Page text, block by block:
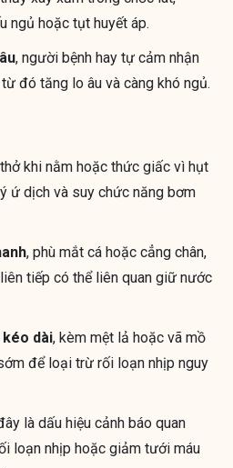
ngủ hoặc tụt huyết áp.
, người bệnh hay tự cảm nhận
đó tăng lo âu và càng khó ngủ.
khi nằm hoặc thức giấc vì hụt
ứ dịch và suy chức năng bơm
, phù mắt cá hoặc cẳng chân,
tiếp có thể liên quan giữ nước
dài, kèm mệt lả hoặc vã mồ
để loại trừ rối loạn nhịp nguy
là dấu hiệu cảnh báo quan
loạn nhịp hoặc giảm tưới máu